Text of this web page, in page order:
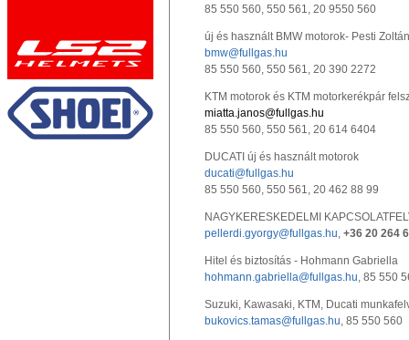
85 550 560, 550 561, 20 9550 560
új és használt BMW motorok- Pesti Zoltán
bmw@fullgas.hu
85 550 560, 550 561, 20 390 2272
KTM motorok és KTM motorkerékpár
miatta.janos@fullgas.hu
85 550 560, 550 561, 20 614 6404
DUCATI új és használt motorok
ducati@fullgas.hu
85 550 560, 550 561, 20 462 88 99
NAGYKERESKEDELMI
pellerdi.gyorgy@fullgas.hu, +36 20 264
Hitel és biztosítás - Hohmann Gabriella
hohmann.gabriella@fullgas.hu, 85 550
Suzuki, Kawasaki, KTM, Ducati
bukovics.tamas@fullgas.hu, 85 550 560